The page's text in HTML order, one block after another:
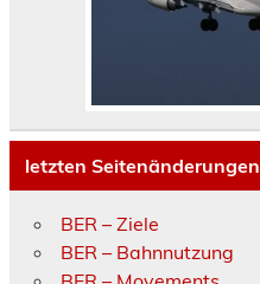
letzten Seitenänderungen
BER – Ziele
BER – Bahnnutzung